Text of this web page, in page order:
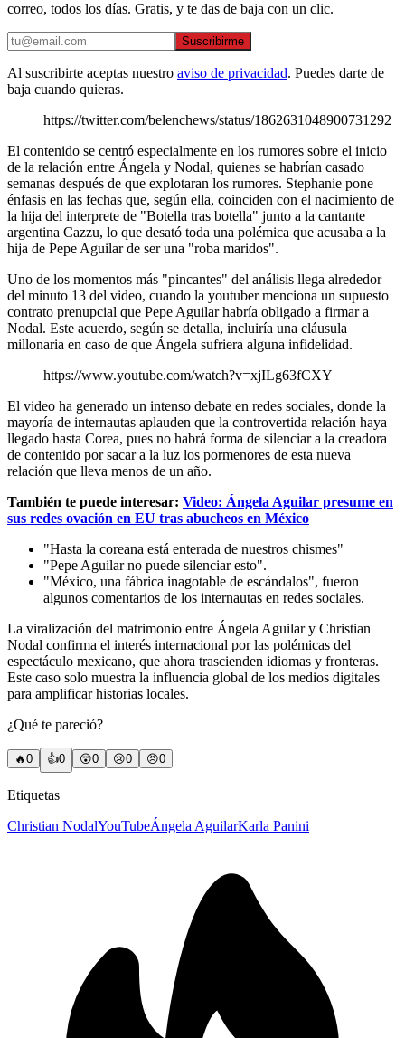
correo, todos los días. Gratis, y te das de baja con un clic.
Suscribirme
Al suscribirte aceptas nuestro aviso de privacidad. Puedes darte de
baja cuando quieras.
https://twitter.com/belenchews/status/1862631048900731292
El contenido se centró especialmente en los rumores sobre el inicio
de la relación entre Ángela y Nodal, quienes se habrían casado
semanas después de que explotaran los rumores. Stephanie pone
énfasis en las fechas que, según ella, coinciden con el nacimiento de
la hija del interprete de "Botella tras botella" junto a la cantante
argentina Cazzu, lo que desató toda una polémica que acusaba a la
hija de Pepe Aguilar de ser una "roba maridos".
Uno de los momentos más "pincantes" del análisis llega alrededor
del minuto 13 del video, cuando la youtuber menciona un supuesto
contrato prenupcial que Pepe Aguilar habría obligado a firmar a
Nodal. Este acuerdo, según se detalla, incluiría una cláusula
millonaria en caso de que Ángela sufriera alguna infidelidad.
https://www.youtube.com/watch?v=xjILg63fCXY
El video ha generado un intenso debate en redes sociales, donde la
mayoría de internautas aplauden que la controvertida relación haya
llegado hasta Corea, pues no habrá forma de silenciar a la creadora
de contenido por sacar a la luz los pormenores de esta nueva
relación que lleva menos de un año.
También te puede interesar: Video: Ángela Aguilar presume en
sus redes ovación en EU tras abucheos en México
"Hasta la coreana está enterada de nuestros chismes"
"Pepe Aguilar no puede silenciar esto".
"México, una fábrica inagotable de escándalos", fueron
algunos comentarios de los internautas en redes sociales.
La viralización del matrimonio entre Ángela Aguilar y Christian
Nodal confirma el interés internacional por las polémicas del
espectáculo mexicano, que ahora trascienden idiomas y fronteras.
Este caso solo muestra la influencia global de los medios digitales
para amplificar historias locales.
¿Qué te pareció?
🔥0 👍0 😲0 😢0 😠0
Etiquetas
Christian NodalYouTubeÁngela AguilarKarla Panini